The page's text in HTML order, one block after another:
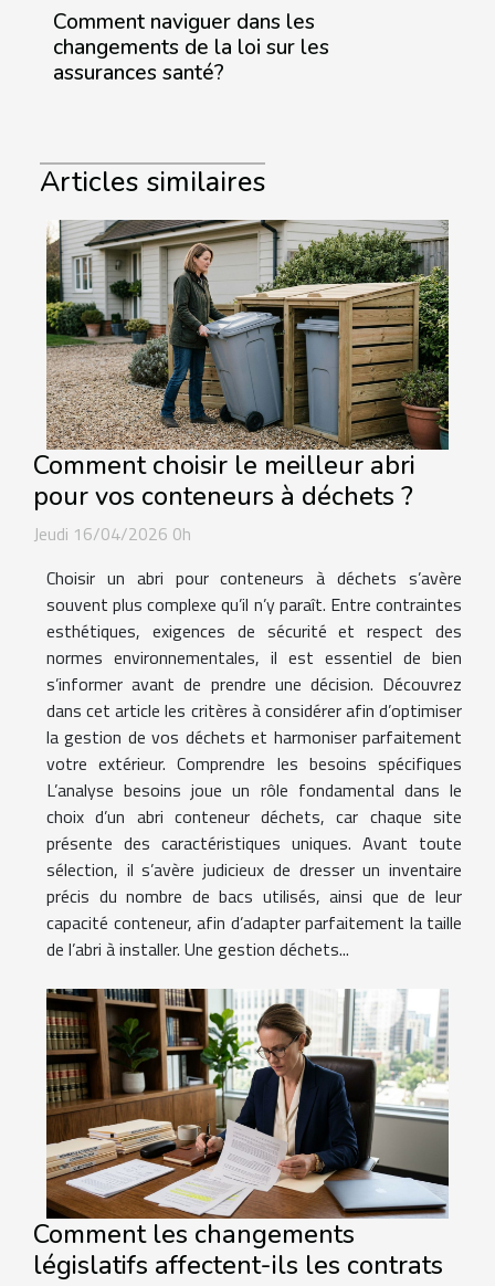
Comment naviguer dans les
changements de la loi sur les
assurances santé?
Articles similaires
Comment choisir le meilleur abri
pour vos conteneurs à déchets ?
Jeudi 16/04/2026 0h
Choisir un abri pour conteneurs à déchets s’avère
souvent plus complexe qu’il n’y paraît. Entre contraintes
esthétiques, exigences de sécurité et respect des
normes environnementales, il est essentiel de bien
s’informer avant de prendre une décision. Découvrez
dans cet article les critères à considérer afin d’optimiser
la gestion de vos déchets et harmoniser parfaitement
votre extérieur. Comprendre les besoins spécifiques
L’analyse besoins joue un rôle fondamental dans le
choix d’un abri conteneur déchets, car chaque site
présente des caractéristiques uniques. Avant toute
sélection, il s’avère judicieux de dresser un inventaire
précis du nombre de bacs utilisés, ainsi que de leur
capacité conteneur, afin d’adapter parfaitement la taille
de l’abri à installer. Une gestion déchets...
Comment les changements
législatifs affectent-ils les contrats